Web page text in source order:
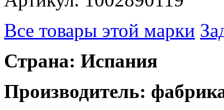
Все товары этой марки
Страна: Испания
Производитель: